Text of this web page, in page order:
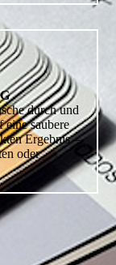
durch und
eine saubere
Ergebnis –
oder